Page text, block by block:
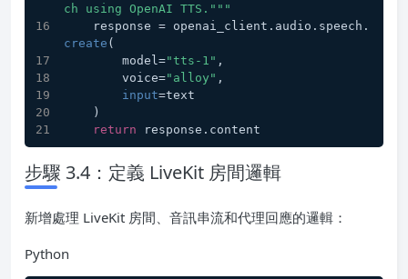
ch using OpenAI TTS." ""
    response = openai_client.audio.speech.
create (
        model=
"tts-1" ,
        voice=
"alloy" ,
input=text
    )
return response.content
步驟 3.4：定義 LiveKit 房間邏輯
新增處理 LiveKit 房間、音訊串流和代理回應的邏輯：
Python